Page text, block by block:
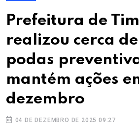
Prefeitura de
realizou cerca
podas
mantém ações
dezembro
04 DE DEZEMBRO DE 2025 09:27